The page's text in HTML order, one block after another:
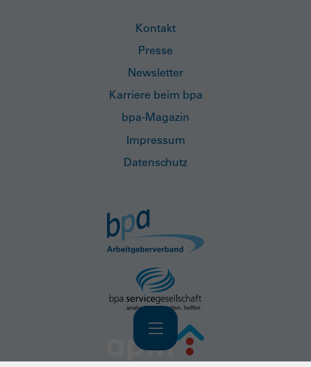
Navigation
Kontakt
Presse
Newsletter
Karriere beim bpa
bpa-Magazin
Impressum
Datenschutz